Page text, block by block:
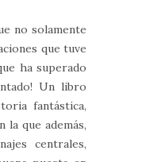
no solamente
que tuve
ha superado
Un libro
fantástica,
la que además,
centrales,